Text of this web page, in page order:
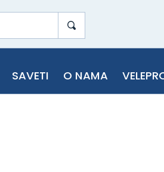
SAVETI O NAMA